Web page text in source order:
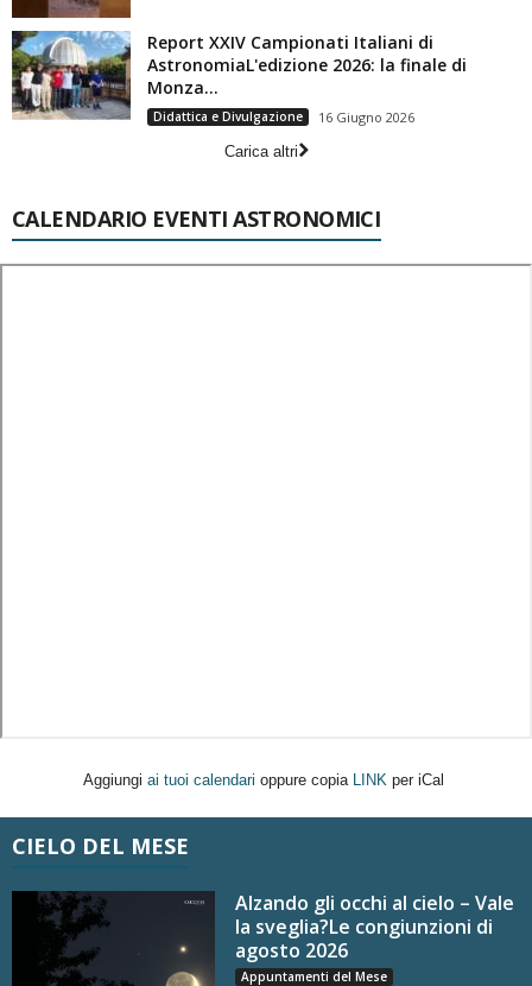
Report XXIV Campionati Italiani di
AstronomiaL'edizione 2026: la finale di
Monza...
Didattica e Divulgazione
16 Giugno 2026
Carica altri
CALENDARIO EVENTI ASTRONOMICI
Aggiungi ai tuoi calendari oppure copia LINK per iCal
CIELO DEL MESE
Alzando gli occhi al cielo – Vale
la sveglia?Le congiunzioni di
agosto 2026
Appuntamenti del Mese